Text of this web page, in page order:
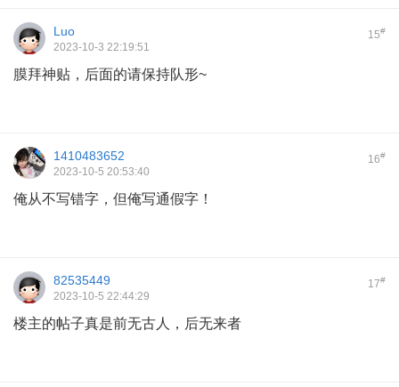
15#
Luo
2023-10-3 22:19:51
膜拜神贴，后面的请保持队形~
16#
1410483652
2023-10-5 20:53:40
俺从不写错字，但俺写通假字！
17#
82535449
2023-10-5 22:44:29
楼主的帖子真是前无古人，后无来者